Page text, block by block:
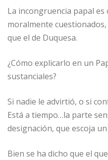
La incongruencia papal es
moralmente
que el de Duquesa.
¿Cómo explicarlo en un
sustanciales?
Si nadie le advirtió, o si
Está a tiempo…la parte
designación, que escoja
Bien se ha dicho que el